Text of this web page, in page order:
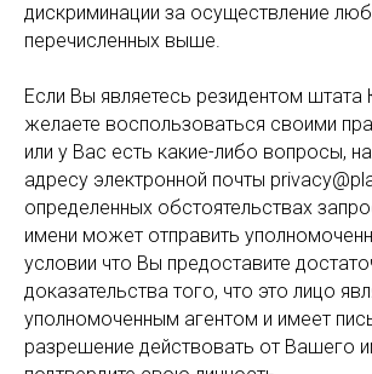
дискриминации за осуществление
перечисленных выше.
Если Вы являетесь резидентом штата
желаете воспользоваться своими
или у Вас есть какие-либо вопросы,
адресу электронной почты
определенных обстоятельствах
имени может отправить
условии что Вы предоставите
доказательства того, что это лицо
уполномоченным агентом и имеет
разрешение действовать от Вашего